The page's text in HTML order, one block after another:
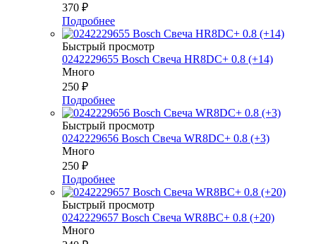
370 ₽
Подробнее
Быстрый просмотр
0242229655 Bosch Свеча HR8DC+ 0.8 (+14)
Много
250 ₽
Подробнее
Быстрый просмотр
0242229656 Bosch Свеча WR8DC+ 0.8 (+3)
Много
250 ₽
Подробнее
Быстрый просмотр
0242229657 Bosch Свеча WR8BC+ 0.8 (+20)
Много